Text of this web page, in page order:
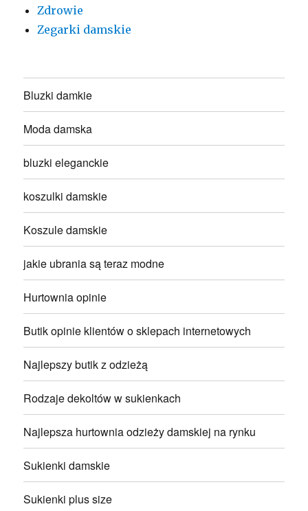
Zdrowie
Zegarki damskie
Bluzki damkie
Moda damska
bluzki eleganckie
koszulki damskie
Koszule damskie
jakie ubrania są teraz modne
Hurtownia opinie
Butik opinie klientów o sklepach internetowych
Najlepszy butik z odzieżą
Rodzaje dekoltów w sukienkach
Najlepsza hurtownia odzieży damskiej na rynku
Sukienki damskie
Sukienki plus size